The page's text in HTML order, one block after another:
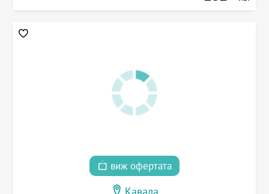
виж офертата
Кавала